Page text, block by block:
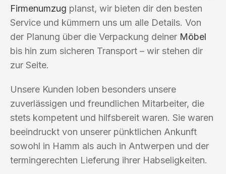
Firmenumzug planst, wir bieten dir den besten
Service und kümmern uns um alle Details. Von
der Planung über die Verpackung deiner Möbel
bis hin zum sicheren Transport – wir stehen dir
zur Seite.
Unsere Kunden loben besonders unsere
zuverlässigen und freundlichen Mitarbeiter, die
stets kompetent und hilfsbereit waren. Sie waren
beeindruckt von unserer pünktlichen Ankunft
sowohl in Hamm als auch in Antwerpen und der
termingerechten Lieferung ihrer Habseligkeiten.